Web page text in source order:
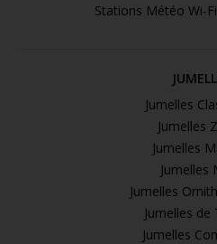
Stations Météo Wi-
Jumelles
Jumelles
Jumelles
Jumelles
Jumelles
Jumelles de
Jumelles